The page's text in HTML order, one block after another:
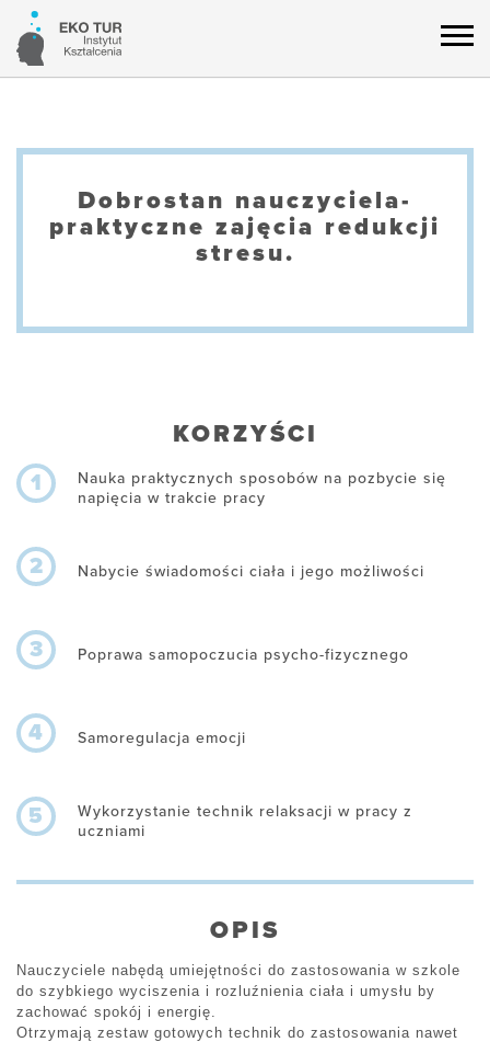
Dobrostan nauczyciela-
praktyczne zajęcia redukcji
stresu.
KORZYŚCI
1
Nauka praktycznych sposobów na pozbycie się
napięcia w trakcie pracy
2 Nabycie świadomości ciała i jego możliwości
3 Poprawa samopoczucia psycho-fizycznego
4 Samoregulacja emocji
5
Wykorzystanie technik relaksacji w pracy z
uczniami
OPIS
Nauczyciele nabędą umiejętności do zastosowania w szkole
do szybkiego wyciszenia i rozluźnienia ciała i umysłu by
zachować spokój i energię.
Otrzymają zestaw gotowych technik do zastosowania nawet